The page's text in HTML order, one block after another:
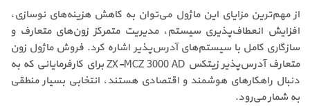
از مهم‌ترین مزایای این ماژول می‌توان به کاهش هزینه‌های نوسازی،
افزایش انعطاف‌پذیری سیستم، مدیریت متمرکز زون‌های متعارف و
سازگاری کامل با سیستم‌های آدرس‌پذیر اشاره کرد. فروش ماژول زون
متعارف آدرس‌پذیر زیتکس ZX-MCZ 3000 AD برای کارفرمایانی که به
دنبال راهکارهای هوشمند و اقتصادی هستند، انتخابی بسیار منطقی
به شمار می‌رود.